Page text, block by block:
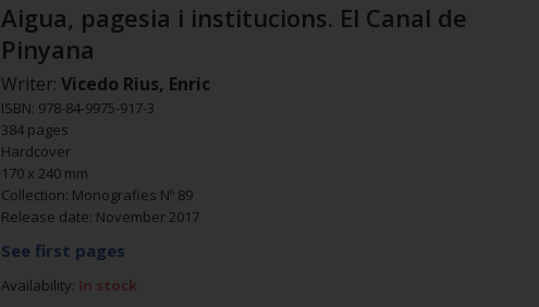
Aigua, pagesia i institucions. El Canal de
Pinyana
Writer: Vicedo Rius, Enric
ISBN: 978-84-9975-917-3
384 pages
Hardcover
170 x 240 mm
Collection: Monografies Nº 89
Release date: November 2017
See first pages
Availability: In stock